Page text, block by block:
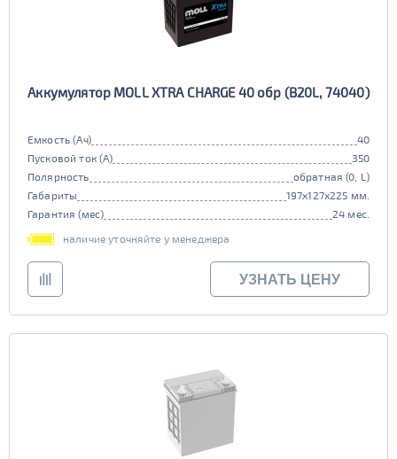
Аккумулятор MOLL XTRA CHARGE 40 обр (B20L, 74040)
Емкость (Ач)
40
Пусковой ток (А)
350
Полярность
обратная (0, L)
Габариты
197x127x225 мм.
Гарантия (мес)
24 мес.
наличие уточняйте у менеджера
УЗНАТЬ ЦЕНУ